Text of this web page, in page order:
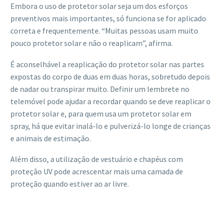
Embora o uso de protetor solar seja um dos esforços
preventivos mais importantes, só funciona se for aplicado
correta e frequentemente. “Muitas pessoas usam muito
pouco protetor solar e não o reaplicam”, afirma.
É aconselhável a reaplicação do protetor solar nas partes
expostas do corpo de duas em duas horas, sobretudo depois
de nadar ou transpirar muito. Definir um lembrete no
telemóvel pode ajudar a recordar quando se deve reaplicar o
protetor solar e, para quem usa um protetor solar em
spray, há que evitar inalá-lo e pulverizá-lo longe de crianças
e animais de estimação.
Além disso, a utilização de vestuário e chapéus com
proteção UV pode acrescentar mais uma camada de
proteção quando estiver ao ar livre.